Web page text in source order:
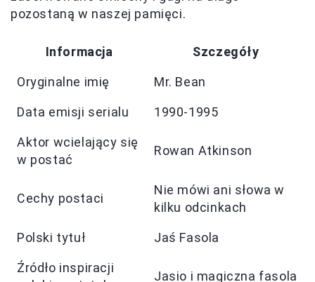
pozostaną w naszej pamięci.
Informacja Szczegóły
Oryginalne imię Mr. Bean
Data emisji serialu 1990-1995
Aktor wcielający się
w postać
Rowan Atkinson
Cechy postaci
Nie mówi ani słowa w
kilku odcinkach
Polski tytuł Jaś Fasola
Źródło inspiracji
Jasio i magiczna fasola